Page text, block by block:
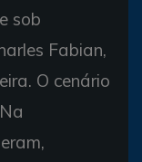
sob
Fabian,
O cenário